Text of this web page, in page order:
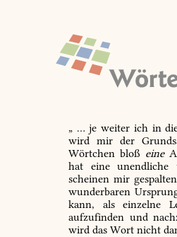
„ … je weiter ich in
wird mir der
Wörtchen bloß eine
hat eine unendliche
scheinen mir
wunderbaren
kann, als einzelne
aufzufinden und
wird das Wort nicht